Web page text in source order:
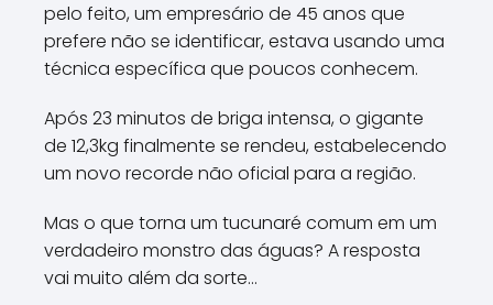
pelo feito, um empresário de 45 anos que
prefere não se identificar, estava usando uma
técnica específica que poucos conhecem.
Após 23 minutos de briga intensa, o gigante
de 12,3kg finalmente se rendeu, estabelecendo
um novo recorde não oficial para a região.
Mas o que torna um tucunaré comum em um
verdadeiro monstro das águas? A resposta
vai muito além da sorte...